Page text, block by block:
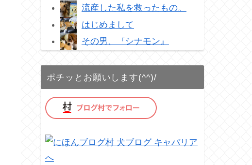
流産した私を救ったもの。
はじめまして
その男、『シナモン』
ポチッとお願いします(^^)/